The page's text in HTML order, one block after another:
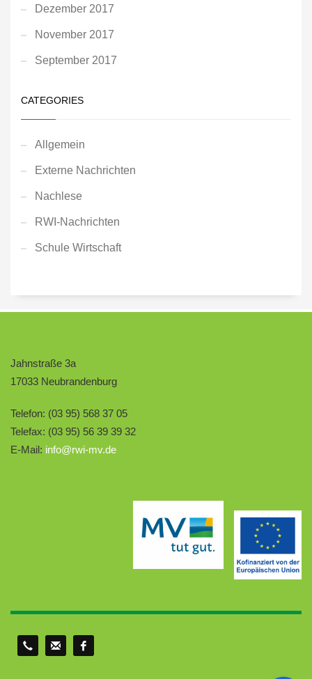
Dezember 2017
November 2017
September 2017
CATEGORIES
Allgemein
Externe Nachrichten
Nachlese
RWI-Nachrichten
Schule Wirtschaft
Jahnstraße 3a
17033 Neubrandenburg
Telefon: (03 95) 568 37 05
Telefax: (03 95) 56 39 39 32
E-Mail: info@rwi-mv.de